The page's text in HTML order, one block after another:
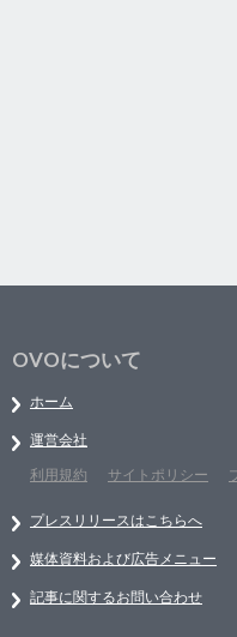
OVOについて
ホーム
運営会社
利用規約
サイトポリシー
プレスリリースはこちらへ
媒体資料および広告メニュー
記事に関するお問い合わせ